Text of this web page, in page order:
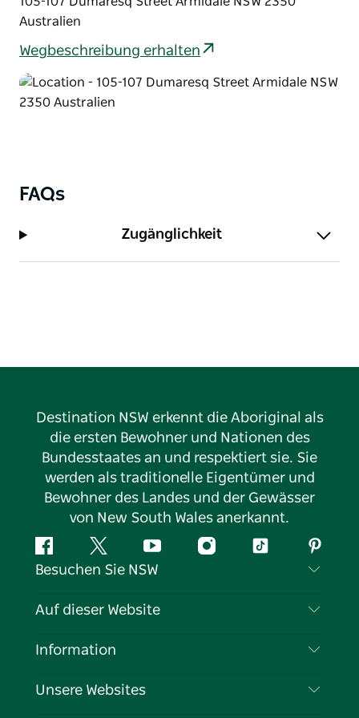
Das Club Motel erreichen Sie vom Stadtzentrum
Australien
Wegbeschreibung erhalten
FAQs
Zugänglichkeit
Destination NSW erkennt die Aboriginal als
die ersten Bewohner und Nationen des
Bundesstaates an und respektiert sie. Sie
werden als traditionelle Eigentümer und
Bewohner des Landes und der Gewässer
von New South Wales anerkannt.
FacebookTwitter YouTubeInstagramTikTok
Besuchen Sie NSW
Kontaktieren Sie uns
Cookie-Hinweis
Auf dieser Website
Reiseziele
Information
Reiseinformationen
Unsere Websites